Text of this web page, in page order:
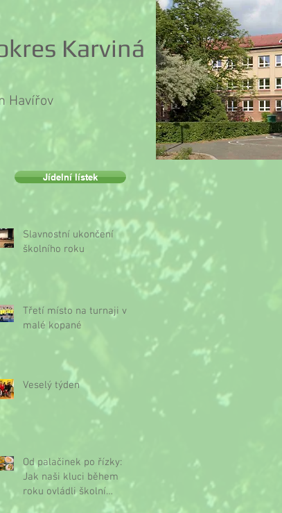
Karviná
Havířov
Slavnostní ukončení
školního roku
Třetí místo na turnaji v
malé kopané
Veselý týden
Od palačinek po řízky:
Jak naši kluci během
roku ovládli školní
kuchyňku
Jídelní lístek